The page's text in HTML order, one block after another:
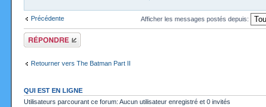
Précédente Afficher les messages postés depuis:
Répondre
Retourner vers The Batman Part II
QUI EST EN LIGNE
Utilisateurs parcourant ce forum: Aucun utilisateur enregistré et 0 invités